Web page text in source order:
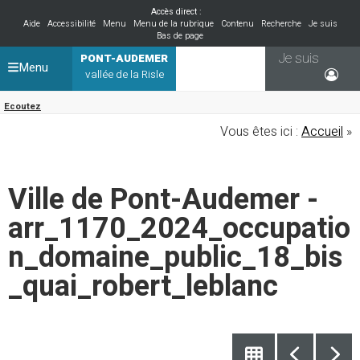
Accès direct :
Aide
Accessibilité Menu Menu de la rubrique Contenu Recherche
Je suis
Bas de page
PONT-AUDEMER
vallée de la Risle
Ecoutez
Je suis
Menu
Vous êtes ici : Accueil »
Ville de Pont-Audemer -
arr_1170_2024_occupatio
n_domaine_public_18_bis
_quai_robert_leblanc